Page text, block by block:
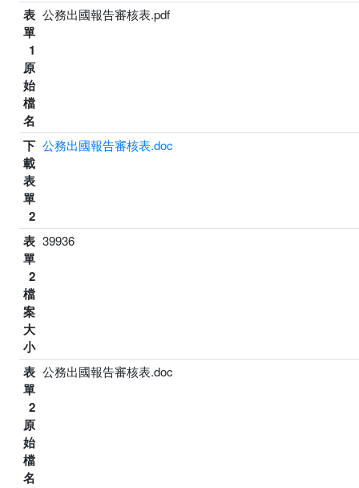
表
單
1
原
始
檔
名
公務出國報告審核表.pdf
下
載
表
單
2
公務出國報告審核表.doc
表
單
2
檔
案
大
小
39936
表
單
2
原
始
檔
名
公務出國報告審核表.doc